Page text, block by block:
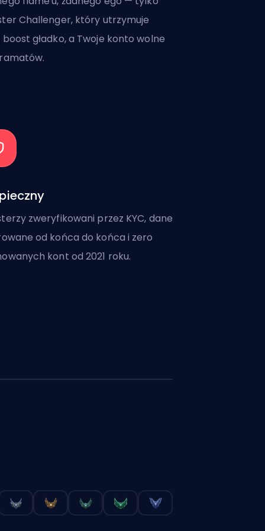
Challenger, który utrzymuje
boost gładko, a Twoje konto wolne
zweryfikowani przez KYC, dane
od końca do końca i zero
kont od 2021 roku.